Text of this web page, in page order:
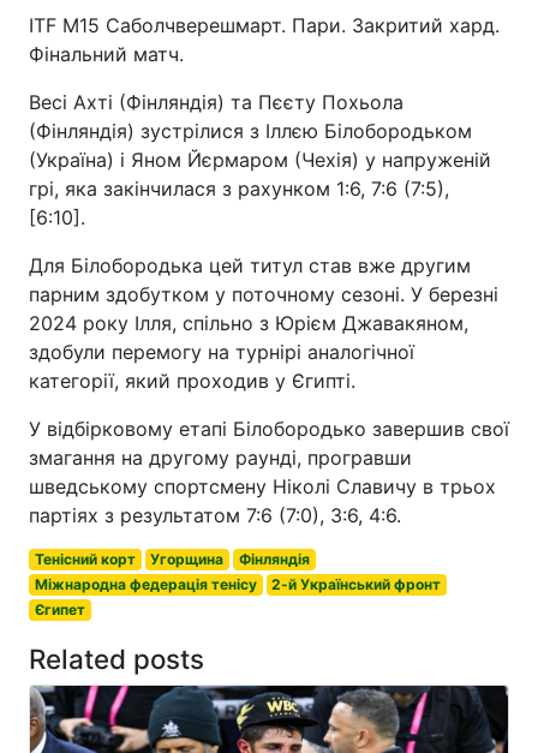
ITF M15 Саболчверешмарт. Пари. Закритий хард.
Фінальний матч.
Весі Ахті (Фінляндія) та Пєєту Похьола
(Фінляндія) зустрілися з Іллєю Білобородьком
(Україна) і Яном Йєрмаром (Чехія) у напруженій
грі, яка закінчилася з рахунком 1:6, 7:6 (7:5),
[6:10].
Для Білобородька цей титул став вже другим
парним здобутком у поточному сезоні. У березні
2024 року Ілля, спільно з Юрієм Джавакяном,
здобули перемогу на турнірі аналогічної
категорії, який проходив у Єгипті.
У відбірковому етапі Білобородько завершив свої
змагання на другому раунді, програвши
шведському спортсмену Ніколі Славичу в трьох
партіях з результатом 7:6 (7:0), 3:6, 4:6.
Тенісний корт Угорщина
Фінляндія
Міжнародна федерація тенісу
2-й Український фронт
Єгипет
Related posts